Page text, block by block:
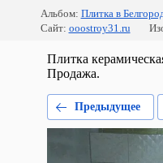
Альбом: Плитка в
Сайт: ooostroy31.ru
Плитка
Продажа.
Предыдущее